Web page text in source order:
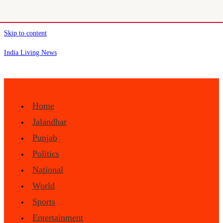
Skip to content
India Living News
Home
Jalandhar
Punjab
Politics
National
World
Sports
Entertainment